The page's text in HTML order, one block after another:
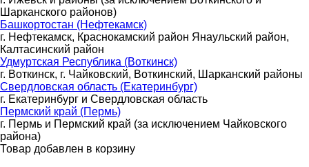
Шарканского районов)
Башкортостан (Нефтекамск)
г. Нефтекамск, Краснокамский район Янаульский район,
Калтасинский район
Удмуртская Республика (Воткинск)
г. Воткинск, г. Чайковский, Воткинский, Шарканский районы
Свердловская область (Екатеринбург)
г. Екатеринбург и Свердловская область
Пермский край (Пермь)
г. Пермь и Пермский край (за исключением Чайковского
района)
Товар добавлен в корзину